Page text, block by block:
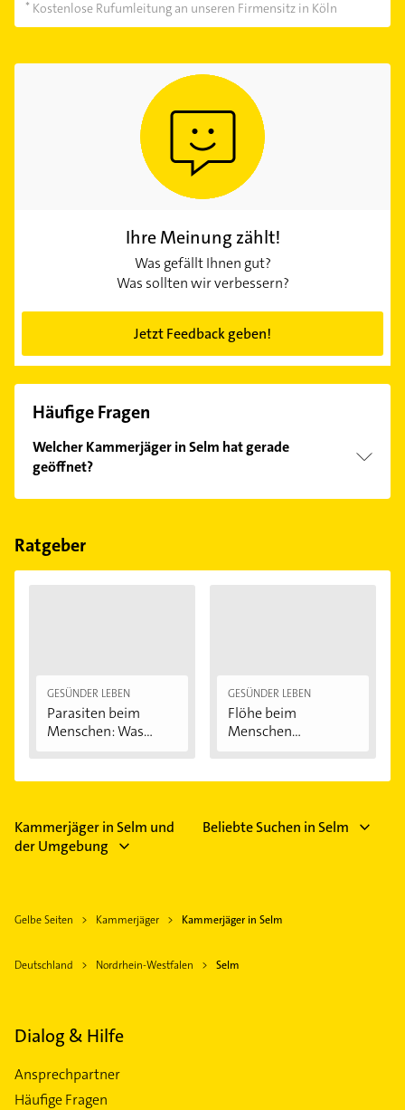
Kostenlose Rufumleitung an unseren Firmensitz in Köln
Ihre Meinung zählt!
Was gefällt Ihnen gut?
Was sollten wir verbessern?
Jetzt Feedback geben!
Häufige Fragen
Welcher Kammerjäger in Selm hat gerade
geöffnet?
Im Anbieter-Bereich finden Sie alleÖffnungszeiten.
Feiertagen abweichen können.
Ratgeber
GESÜNDER LEBEN
Parasiten beim
Menschen: Was
GESÜNDER LEBEN
Flöhe beim
Menschen
Kammerjäger in Selm und
der Umgebung
Beliebte Suchen in Selm
Gelbe Seiten Kammerjäger Kammerjäger in Selm
Deutschland Nordrhein-Westfalen Selm
Dialog & Hilfe
Ansprechpartner
Häufige Fragen